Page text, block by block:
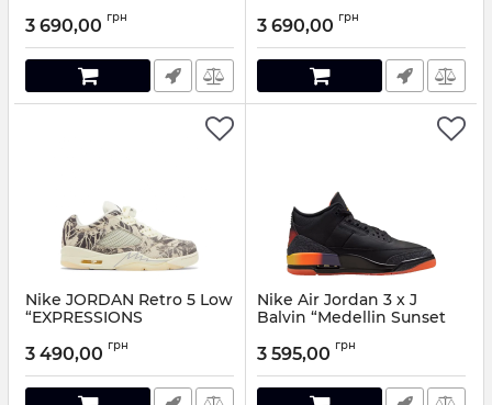
3 690,00 грн
Артикул: 6651108
3 690,00 грн
Nike JORDAN Retro 5 Low
“EXPRESSIONS
3 490,00 грн
Nike Air Jordan 3 x J
Balvin “Medellin Sunset
3 595,00 грн